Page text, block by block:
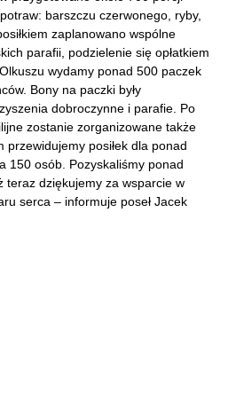
barszczu czerwonego, ryby,
zaplanowano wspólne
parafii, podzielenie się opłatkiem
wydamy ponad 500 paczek
Bony na paczki były
dobroczynne i parafie. Po
zostanie zorganizowane także
przewidujemy posiłek dla ponad
150 osób. Pozyskaliśmy ponad
teraz dziękujemy za wsparcie w
serca – informuje poseł Jacek